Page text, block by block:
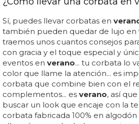
Sí, puedes llevar corbatas en
también pueden quedar de lujo en
traemos unos cuantos consejos
con gracia y el toque especial y
eventos en verano... tu corbata lo
color que llame la atención... es
corbata que combine bien con el
complementos... es verano, así
buscar un look que encaje con la
corbata fabricada 100% en